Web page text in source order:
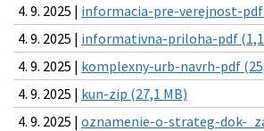
4. 9. 2025 | informacia-pre-verejnost-pdf
4. 9. 2025 | informativna-priloha-pdf (1,1
4. 9. 2025 | komplexny-urb-navrh-pdf
4. 9. 2025 | kun-zip (27,1 MB)
4. 9. 2025 | oznamenie-o-strateg-dok-